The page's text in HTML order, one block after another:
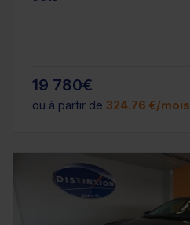
19 780€
ou à partir de 324.76 €/mois